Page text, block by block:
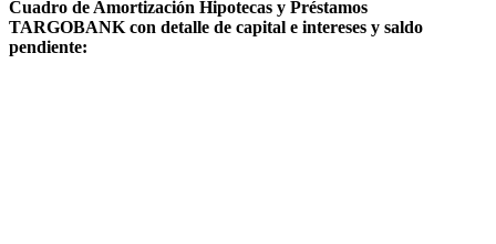
Cuadro de Amortización Hipotecas y Préstamos
TARGOBANK con detalle de capital e intereses y saldo
pendiente: